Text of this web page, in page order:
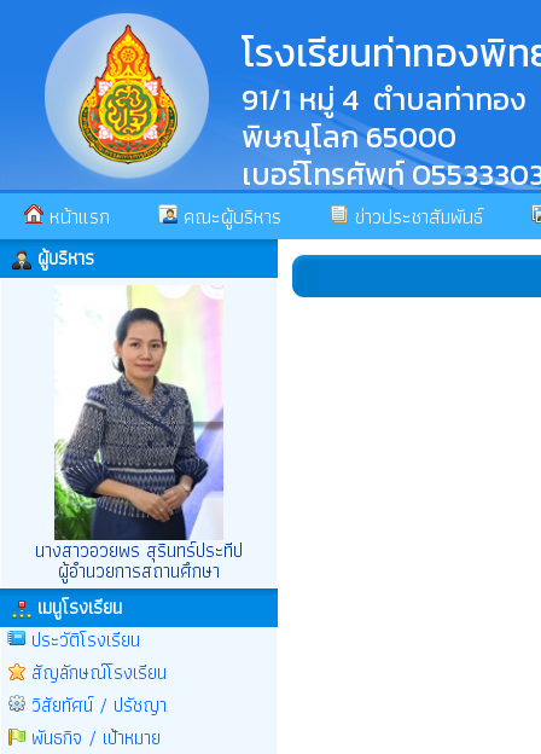
โรงเรียนท่าทองพิ
91/1 หมู่ 4 ตำบลท่าทอ
พิษณุโลก 65000
เบอร์โทรศัพท์
หน้าแรก คณะผู้บริหาร ข่าวประชาสัมพันธ์
ผู้บริหาร
นางสาวอวยพร สุรินทร์ประทีป
ผู้อำนวยการสถานศึกษา
เมนูโรงเรียน
ประวัติโรงเรียน
สัญลักษณ์โรงเรียน
วิสัยทัศน์ / ปรัชญา
พันธกิจ / เป้าหมาย